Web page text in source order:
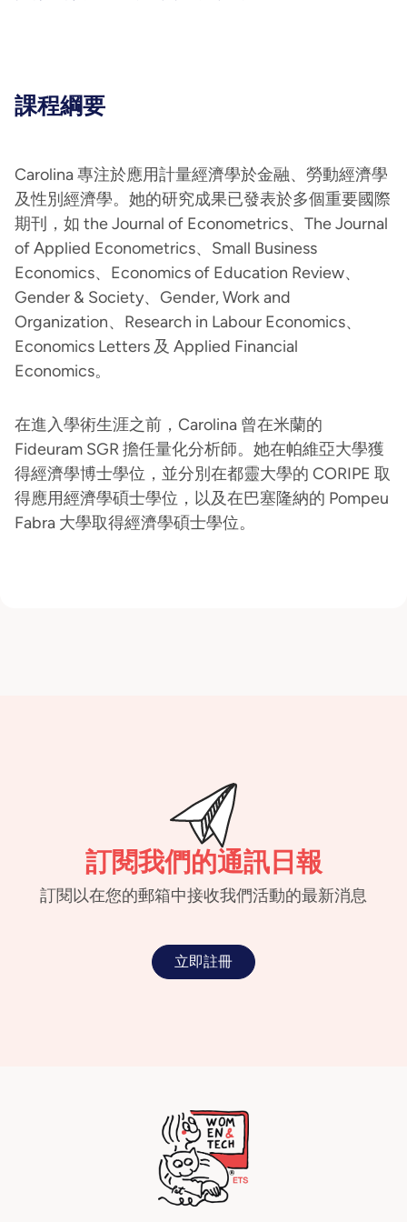
課程綱要
Carolina 專注於應用計量經濟學於金融、勞動經濟學
及性別經濟學。她的研究成果已發表於多個重要國際
期刊，如 the Journal of Econometrics、The Journal
of Applied Econometrics、Small Business
Economics、Economics of Education Review、
Gender & Society、Gender, Work and
Organization、Research in Labour Economics、
Economics Letters 及 Applied Financial
Economics。
在進入學術生涯之前，Carolina 曾在米蘭的
Fideuram SGR 擔任量化分析師。她在帕維亞大學獲
得經濟學博士學位，並分別在都靈大學的 CORIPE 取
得應用經濟學碩士學位，以及在巴塞隆納的 Pompeu
Fabra 大學取得經濟學碩士學位。
訂閱我們的通訊日報
訂閱以在您的郵箱中接收我們活動的最新消息
立即註冊